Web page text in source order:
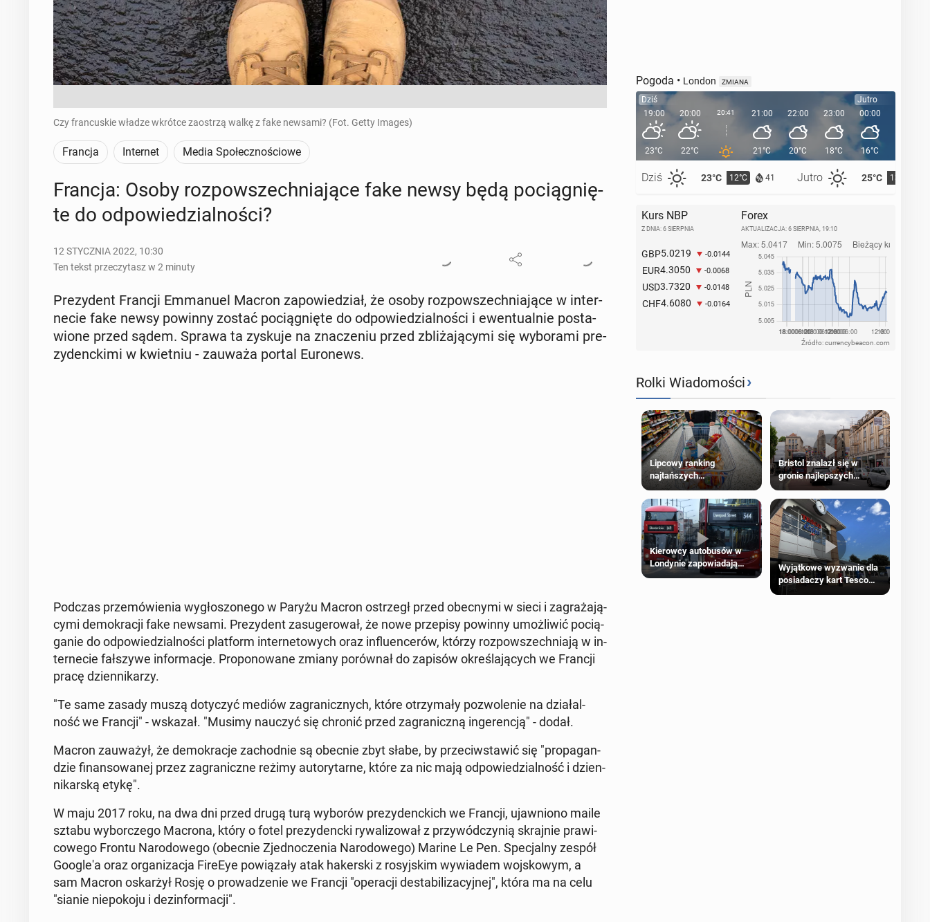
Czy francuskie władze wkrótce zaostrzą walkę z fake newsami? (Fot. Getty Images)
Francja Internet Media Społecznościowe
Francja: Osoby roz­po­wszech­nia­ją­ce fake newsy będą po­cią­gnię­
te do od­po­wie­dzial­no­ści?
12 STYCZNIA 2022, 10:30
Ten tekst przeczytasz w 2 minuty
Pre­zy­dent Francji Em­ma­nu­el Macron za­po­wie­dział, że osoby roz­po­wszech­nia­ją­ce w in­ter­
ne­cie fake newsy powinny zostać po­cią­gnię­te do od­po­wie­dzial­no­ści i ewen­tu­al­nie po­sta­
wio­ne przed sądem. Sprawa ta zyskuje na zna­cze­niu przed zbli­ża­ją­cy­mi się wy­bo­ra­mi pre­
zy­denc­ki­mi w kwiet­niu - zauważa portal Eu­ro­news.
Podczas prze­mó­wie­nia wy­gło­szo­ne­go w Paryżu Macron ostrzegł przed obec­ny­mi w sieci i za­gra­ża­ją­
cy­mi de­mo­kra­cji fake newsami. Pre­zy­dent za­su­ge­ro­wał, że nowe prze­pi­sy powinny umoż­li­wić po­cią­
ga­nie do od­po­wie­dzial­no­ści plat­form in­ter­ne­to­wych oraz in­flu­en­ce­rów, którzy roz­po­wszech­nia­ją w in­
ter­ne­cie fał­szy­we in­for­ma­cje. Pro­po­no­wa­ne zmiany po­rów­nał do zapisów okre­śla­ją­cych we Francji
pracę dzien­ni­ka­rzy.
"Te same zasady muszą do­ty­czyć mediów za­gra­nicz­nych, które otrzy­ma­ły po­zwo­le­nie na dzia­łal­
ność we Francji" - wskazał. "Musimy nauczyć się chronić przed za­gra­nicz­ną in­ge­ren­cją" - dodał.
Macron za­uwa­żył, że de­mo­kra­cje za­chod­nie są obecnie zbyt słabe, by prze­ciw­sta­wić się "pro­pa­gan­
dzie fi­nan­so­wa­nej przez za­gra­nicz­ne reżimy au­to­ry­tar­ne, które za nic mają od­po­wie­dzial­ność i dzien­
ni­kar­ską etykę".
W maju 2017 roku, na dwa dni przed drugą turą wyborów pre­zy­denc­kich we Francji, ujaw­nio­no maile
sztabu wy­bor­cze­go Macrona, który o fotel pre­zy­denc­ki ry­wa­li­zo­wał z przy­wód­czy­nią skraj­nie pra­wi­
co­we­go Frontu Na­ro­do­we­go (obecnie Zjed­no­cze­nia Na­ro­do­we­go) Marine Le Pen. Spe­cjal­ny zespół
Go­ogle­'a oraz or­ga­ni­za­cja FireEye po­wią­za­ły atak ha­ker­ski z ro­syj­skim wy­wia­dem woj­sko­wym, a
sam Macron oskar­żył Rosję o pro­wa­dze­nie we Francji "ope­ra­cji de­sta­bi­li­za­cyj­nej", która ma na celu
"sianie nie­po­ko­ju i dez­in­for­ma­cji".
Pogoda • London ZMIANA
Dziś
19:00
23°C
Dziś 23°C 12°C 41 Jutro 25°C 13°C
20:00
22°C
20:41 21:00
21°C
22:00
20°C
23:00
18°C
Jutro
00:00
16°C
Kurs NBP
Z DNIA: 6 SIERPNIA
GBP5.0219 -0.0144
EUR4.3050 -0.0068
USD3.7320 -0.0148
CHF4.6080 -0.0164
Forex
AKTUALIZACJA: 6 SIERPNIA, 19:10
Źródło: currencybeacon.com
Rolki Wiadomości›
Lipcowy ranking
najtańszych
supermarketów
Bristol znalazł się w
gronie najlepszych
kierunków podróży na
świecie
Kierowcy autobusów w
Londynie zapowiadają
strajki
Wyjątkowe wyzwanie dla
posiadaczy kart Tesco
Clubcard!